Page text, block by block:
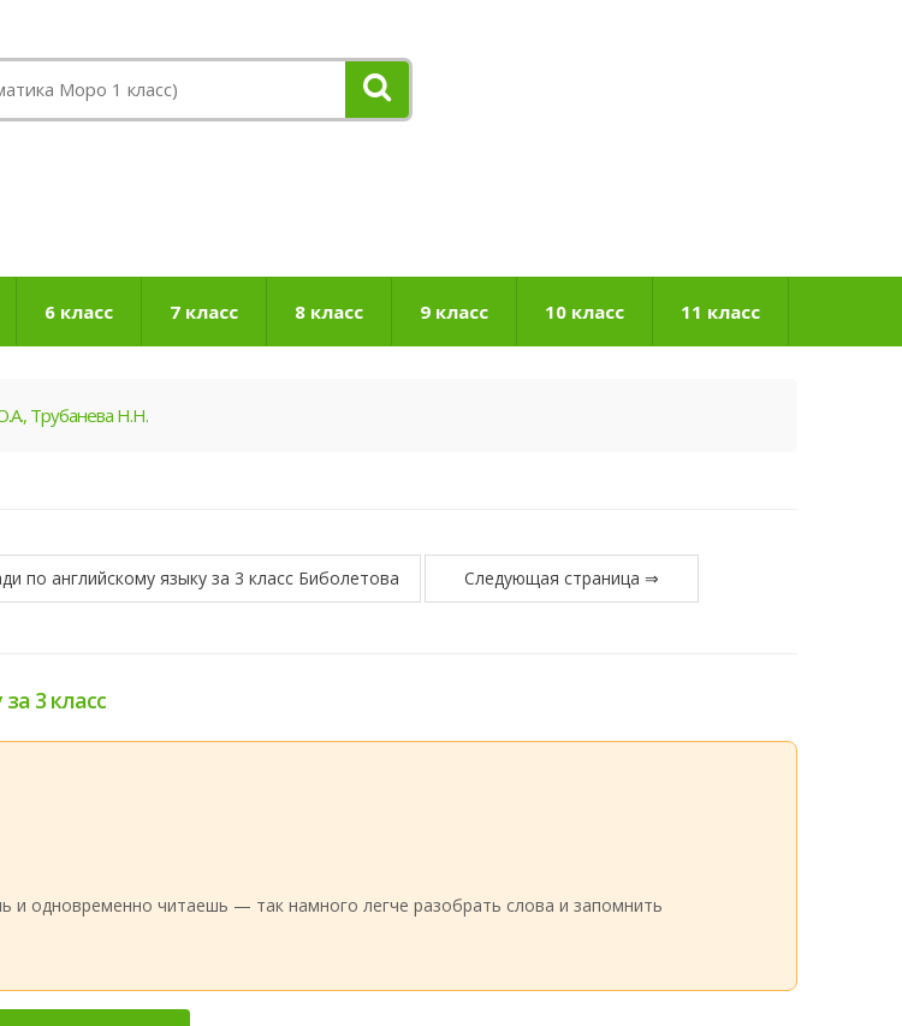
6 класс 7 класс 8 класс 9 класс 10 класс 11 класс
Трубанева Н.Н.
по английскому языку за 3 класс Биболетова Следующая страница ⇒
3 класс
и одновременно читаешь — так намного легче разобрать слова и запомнить